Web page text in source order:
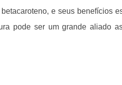
e seus benefícios
pode ser um grande aliado